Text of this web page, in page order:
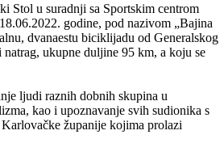
Stol u suradnji sa Sportskim centrom
godine, pod nazivom „Bajina
dvanaestu biciklijadu od Generalskog
natrag, ukupne duljine 95 km, a koju se
ljudi raznih dobnih skupina u
kao i upoznavanje svih sudionika s
županije kojima prolazi